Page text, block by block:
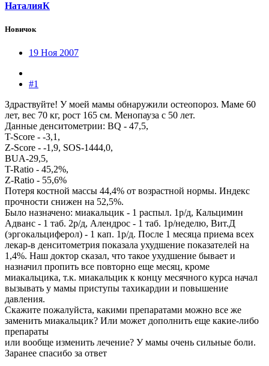
НаталияК
Новичок
19 Ноя 2007
#1
Здраствуйте! У моей мамы обнаружили остеопороз. Маме 60
лет, вес 70 кг, рост 165 см. Менопауза с 50 лет.
Данные денситометрии: BQ - 47,5,
T-Score - -3,1,
Z-Score - -1,9, SOS-1444,0,
BUA-29,5,
T-Ratio - 45,2%,
Z-Ratio - 55,6%
Потеря костной массы 44,4% от возрастной нормы. Индекс
прочности снижен на 52,5%.
Было назначено: миакальцик - 1 распыл. 1р/д, Кальцимин
Адванс - 1 таб. 2р/д, Алендрос - 1 таб. 1р/неделю, Вит.Д
(эргокальциферол) - 1 кап. 1р/д. После 1 месяца приема всех
лекар-в денситометрия показала ухудшение показателей на
1,4%. Наш доктор сказал, что такое ухудшение бывает и
назначил пропить все повторно еще месяц, кроме
миакальцика, т.к. миакальцик к концу месячного курса начал
вызывать у мамы приступы тахикардии и повышение
давления.
Скажите пожалуйста, какими препаратами можно все же
заменить миакальцик? Или может дополнить еще какие-либо
препараты
или вообще изменить лечение? У мамы очень сильные боли.
Заранее спасибо за ответ